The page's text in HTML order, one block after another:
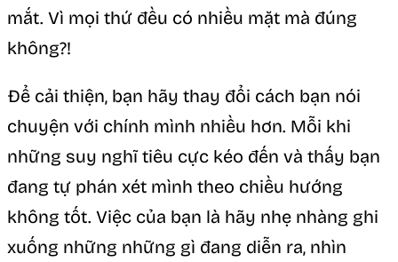
mắt. Vì mọi thứ đều có nhiều mặt mà đúng
không?!
Để cải thiện, bạn hãy thay đổi cách bạn nói
chuyện với chính mình nhiều hơn. Mỗi khi
những suy nghĩ tiêu cực kéo đến và thấy bạn
đang tự phán xét mình theo chiều hướng
không tốt. Việc của bạn là hãy nhẹ nhàng ghi
xuống những những gì đang diễn ra, nhìn